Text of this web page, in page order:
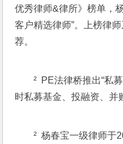
优秀律师&律所》榜单，
客户精选律师”。上榜律
荐。
²  PE法律桥推出“私
时私募基金、投融资、并
²  杨春宝一级律师